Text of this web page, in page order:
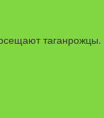
таганрожцы.